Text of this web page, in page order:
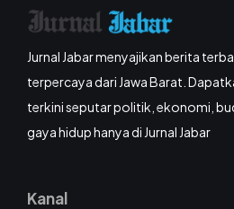
Jurnal Jabar menyajikan berita
terpercaya dari Jawa Barat.
terkini seputar politik, ekonomi,
gaya hidup hanya di Jurnal Jabar
Kanal